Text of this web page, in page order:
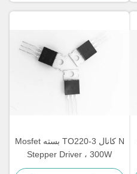
N کانال TO220-3 بسته Mosfet
Stepper Driver ، 300W
Mosfet ولتاژ تنظیم کننده برای